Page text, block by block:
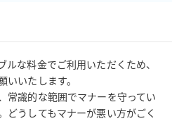
などの付帯設備は無料でご利用い
サイト上に別途記載の表示をご
利用いただける付帯設備につい
場合のサポートやご返金はいたし
さい。
な料金でご利用いただくため、
いたします。
常識的な範囲でマナーを守ってい
どうしてもマナーが悪い方がごく